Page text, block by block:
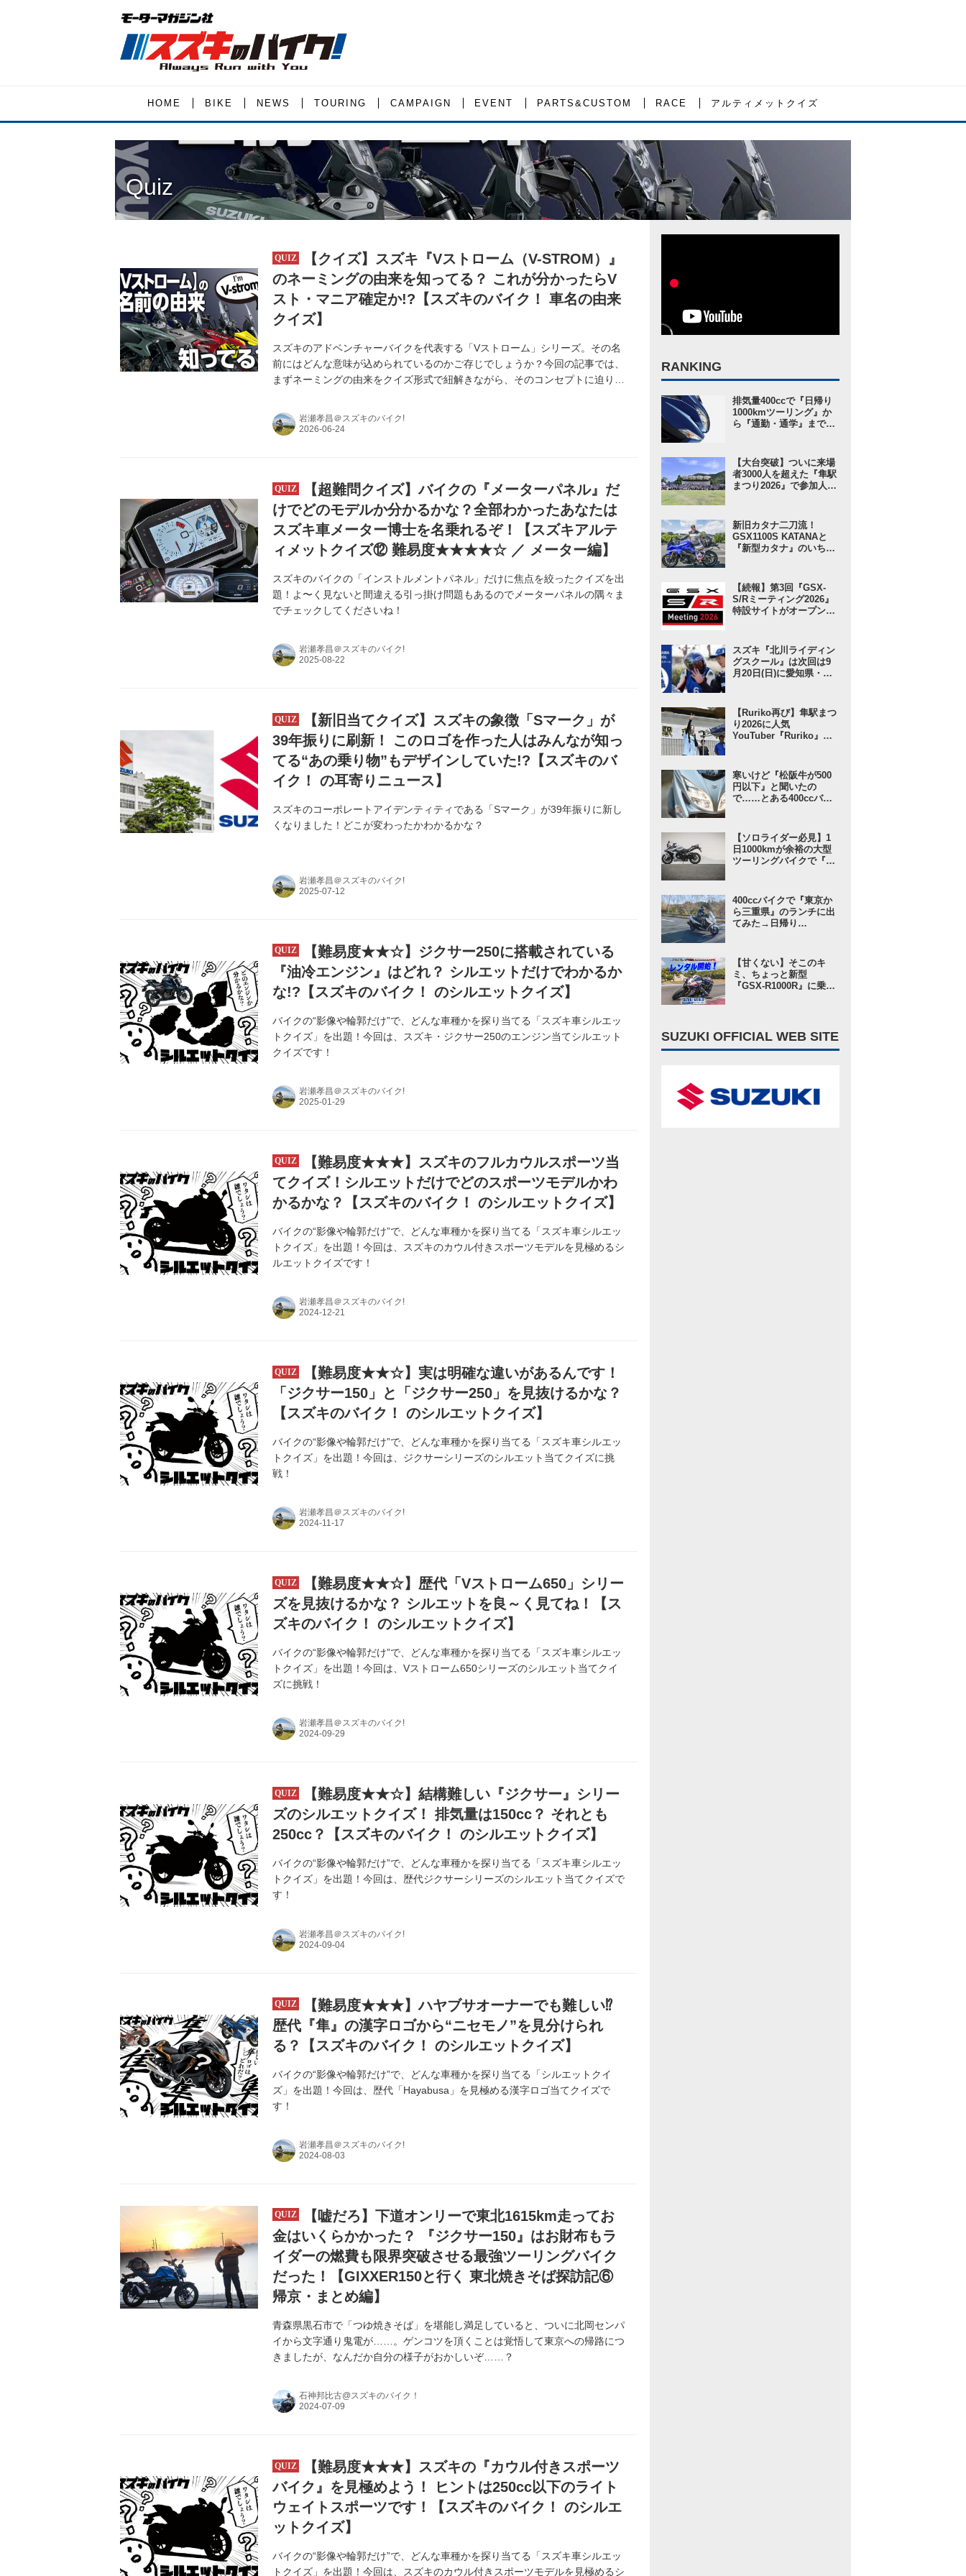
HOME BIKE NEWS TOURING CAMPAIGN EVENT PARTS&CUSTOM RACE アルティメットクイズ
Quiz
【クイズ】スズキ『Vストローム（V-STROM）』
のネーミングの由来を知ってる？ これが分かったらV
スト・マニア確定か!?【スズキのバイク！ 車名の由来
クイズ】
スズキのアドベンチャーバイクを代表する「Vストローム」シリーズ。その名
前にはどんな意味が込められているのかご存じでしょうか？今回の記事では、
まずネーミングの由来をクイズ形式で紐解きながら、そのコンセプトに迫りま
岩瀬孝昌＠スズキのバイク!
【超難問クイズ】バイクの『メーターパネル』だ
けでどのモデルか分かるかな？全部わかったあなたは
スズキ車メーター博士を名乗れるぞ！【スズキアルテ
ィメットクイズ⑫ 難易度★★★★☆ ／ メーター編】
スズキのバイクの「インストルメントパネル」だけに焦点を絞ったクイズを出
題！よ〜く見ないと間違える引っ掛け問題もあるのでメーターパネルの隅々ま
でチェックしてくださいね！
岩瀬孝昌＠スズキのバイク!
【新旧当てクイズ】スズキの象徴「Sマーク」が
39年振りに刷新！ このロゴを作った人はみんなが知っ
てる“あの乗り物”もデザインしていた!?【スズキのバ
イク！ の耳寄りニュース】
スズキのコーポレートアイデンティティである「Sマーク」が39年振りに新し
くなりました！どこが変わったかわかるかな？
岩瀬孝昌＠スズキのバイク!
【難易度★★☆】ジクサー250に搭載されている
『油冷エンジン』はどれ？ シルエットだけでわかるか
な!?【スズキのバイク！ のシルエットクイズ】
バイクの“影像や輪郭だけ”で、どんな車種かを探り当てる「スズキ車シルエッ
トクイズ」を出題！今回は、スズキ・ジクサー250のエンジン当てシルエット
クイズです！
岩瀬孝昌＠スズキのバイク!
【難易度★★★】スズキのフルカウルスポーツ当
てクイズ！シルエットだけでどのスポーツモデルかわ
かるかな？【スズキのバイク！ のシルエットクイズ】
バイクの“影像や輪郭だけ”で、どんな車種かを探り当てる「スズキ車シルエッ
トクイズ」を出題！今回は、スズキのカウル付きスポーツモデルを見極めるシ
ルエットクイズです！
岩瀬孝昌＠スズキのバイク!
【難易度★★☆】実は明確な違いがあるんです！
「ジクサー150」と「ジクサー250」を見抜けるかな？
【スズキのバイク！ のシルエットクイズ】
バイクの“影像や輪郭だけ”で、どんな車種かを探り当てる「スズキ車シルエッ
トクイズ」を出題！今回は、ジクサーシリーズのシルエット当てクイズに挑
戦！
岩瀬孝昌＠スズキのバイク!
【難易度★★☆】歴代「Vストローム650」シリー
ズを見抜けるかな？ シルエットを良～く見てね！【ス
ズキのバイク！ のシルエットクイズ】
バイクの“影像や輪郭だけ”で、どんな車種かを探り当てる「スズキ車シルエッ
トクイズ」を出題！今回は、Vストローム650シリーズのシルエット当てクイ
ズに挑戦！
岩瀬孝昌＠スズキのバイク!
【難易度★★☆】結構難しい『ジクサー』シリー
ズのシルエットクイズ！ 排気量は150cc？ それとも
250cc？【スズキのバイク！ のシルエットクイズ】
バイクの“影像や輪郭だけ”で、どんな車種かを探り当てる「スズキ車シルエッ
トクイズ」を出題！今回は、歴代ジクサーシリーズのシルエット当てクイズで
す！
岩瀬孝昌＠スズキのバイク!
【難易度★★★】ハヤブサオーナーでも難しい⁉︎
歴代『隼』の漢字ロゴから“ニセモノ”を見分けられ
る？【スズキのバイク！ のシルエットクイズ】
バイクの“影像や輪郭だけ”で、どんな車種かを探り当てる「シルエットクイ
ズ」を出題！今回は、歴代「Hayabusa」を見極める漢字ロゴ当てクイズで
す！
岩瀬孝昌＠スズキのバイク!
【嘘だろ】下道オンリーで東北1615km走ってお
金はいくらかかった？ 『ジクサー150』はお財布もラ
イダーの燃費も限界突破させる最強ツーリングバイク
だった！【GIXXER150と行く 東北焼きそば探訪記⑥
帰京・まとめ編】
青森県黒石市で「つゆ焼きそば」を堪能し満足していると、ついに北岡センパ
イから文字通り鬼電が……。ゲンコツを頂くことは覚悟して東京への帰路につ
きましたが、なんだか自分の様子がおかしいぞ……？
石神邦比古@スズキのバイク！
【難易度★★★】スズキの『カウル付きスポーツ
バイク』を見極めよう！ ヒントは250cc以下のライト
ウェイトスポーツです！【スズキのバイク！ のシルエ
ットクイズ】
バイクの“影像や輪郭だけ”で、どんな車種かを探り当てる「スズキ車シルエッ
トクイズ」を出題！今回は、スズキのカウル付きスポーツモデルを見極めるシ
RANKING
排気量400ccで『日帰り
1000kmツーリング』か
ら『通勤・通学』まで1
変更を受けても価格はす
え置き!? 今となっては逆
にリーズナブルかも……
【スズキのバイク！ の新
【大台突破】ついに来場
者3000人を超えた『隼駅
まつり2026』で参加人数
ク！ のイベントニュース
／隼駅まつり2026】
新旧カタナ二刀流！
GSX1100S KATANAと
『新型カタナ』のいちば
スズキ乗り突撃インタビ
ュー】
【続報】第3回『GSX-
S/Rミーティング2026』
特設サイトがオープン！
リーム」な……!? 【スズ
キのバイク！ のイベント
ニュース】
スズキ『北川ライディン
グスクール』は次回は9
月20日(日)に愛知県・豊
のバイク！ のイベントニ
ュース】
【Ruriko再び】隼駅まつ
り2026に人気
YouTuber『Ruriko』さ
ク！ のイベントニュー
ス】
寒いけど『松阪牛が500
円以下』と聞いたの
で……とある400ccバイ
バーグマン400 ／ インプ
レ・レビュー① 出発編】
【ソロライダー必見】1
日1000kmが余裕の大型
ツーリングバイクで『ス
きた……【スズキ GSX-
S1000GT／ツーリングイ
ンプレ・レビュー 前編】
400ccバイクで『東京か
ら三重県』のランチに出
てみた→日帰り
バーグマン400 ／ ツーリ
ングインプレ・レビュー
高速道路 編】
【甘くない】そこのキ
ミ、ちょっと新型
『GSX-R1000R』に乗っ
だった……【スズキのバ
イク！ の耳よりニュー
ス】
SUZUKI OFFICIAL WEB SITE